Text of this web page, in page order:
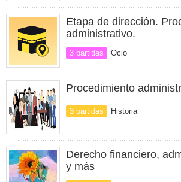
Etapa de dirección.
administrativo.
3 partidas Ocio
Procedimiento
3 partidas Historia
Derecho financiero,
y más